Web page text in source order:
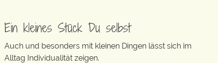
Ein kleines Stück Du selbst
Auch und besonders mit kleinen Dingen lässt sich im
Alltag Individualität zeigen.